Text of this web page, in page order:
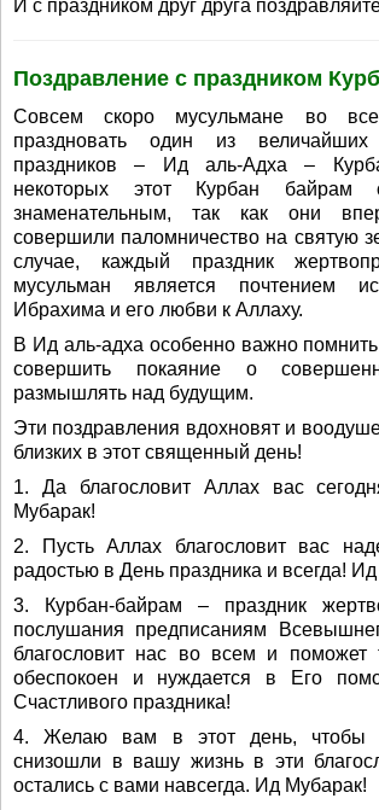
И с праздником друг друга
Поздравление с праздником
Совсем скоро мусульмане во
праздновать один из величайших
праздников – Ид аль-Адха –
некоторых этот Курбан байрам
знаменательным, так как они
совершили паломничество на святую
случае, каждый праздник
мусульман является почтением
Ибрахима и его любви к Аллаху.
В Ид аль-адха особенно важно
совершить покаяние о
размышлять над будущим.
Эти поздравления вдохновят и
близких в этот священный день!
1. Да благословит Аллах вас
Мубарак!
2. Пусть Аллах благословит вас
радостью в День праздника и всегда!
3. Курбан-байрам – праздник
послушания предписаниям
благословит нас во всем и поможет
обеспокоен и нуждается в Его
Счастливого праздника!
4. Желаю вам в этот день, чтобы
снизошли в вашу жизнь в эти
остались с вами навсегда. Ид Мубарак!